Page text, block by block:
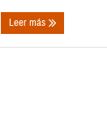
Leer más